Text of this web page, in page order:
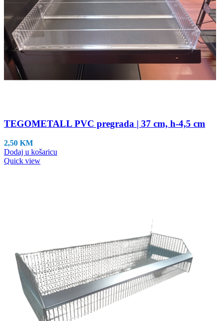
TEGOMETALL PVC pregrada | 37 cm, h-4,5 cm
2,50 KM
Dodaj u košaricu
Quick view